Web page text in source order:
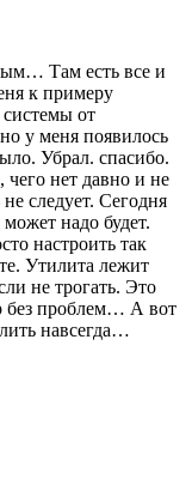
Там есть все и
к примеру
системы от
у меня появилось
Убрал. спасибо.
чего нет давно и не
следует. Сегодня
может надо будет.
настроить так
Утилита лежит
не трогать. Это
без проблем… А вот
навсегда…